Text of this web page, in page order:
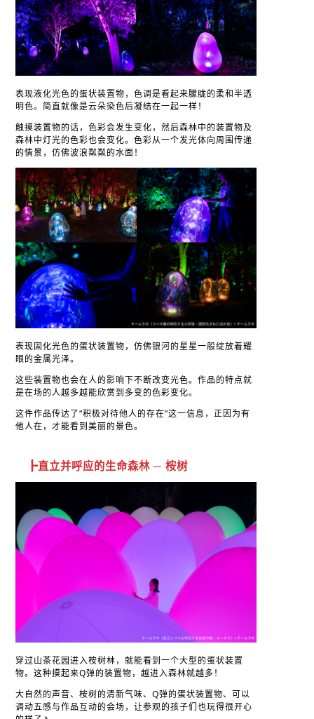
表现液化光色的蛋状装置物，色调是看起来朦胧的柔和半透
明色。简直就像是云朵染色后凝结在一起一样！
触摸装置物的话，色彩会发生变化，然后森林中的装置物及
森林中灯光的色彩也会变化。色彩从一个发光体向周围传递
的情景，仿佛波浪粼粼的水面！
表现固化光色的蛋状装置物，仿佛银河的星星一般绽放着耀
眼的金属光泽。
这些装置物也会在人的影响下不断改变光色。作品的特点就
是在场的人越多越能欣赏到多变的色彩变化。
这件作品传达了“积极对待他人的存在”这一信息，正因为有
他人在，才能看到美丽的景色。
┣直立并呼应的生命森林 ─ 桉树
穿过山茶花园进入桉树林，就能看到一个大型的蛋状装置
物。这种摸起来Q弹的装置物，越进入森林就越多！
大自然的声音、桉树的清新气味、Q弹的蛋状装置物、可以
调动五感与作品互动的会场，让参观的孩子们也玩得很开心